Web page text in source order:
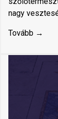
nagy
Tovább →